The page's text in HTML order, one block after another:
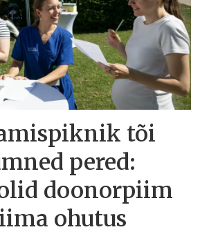
tõi
pered:
doonorpiim
ohutus